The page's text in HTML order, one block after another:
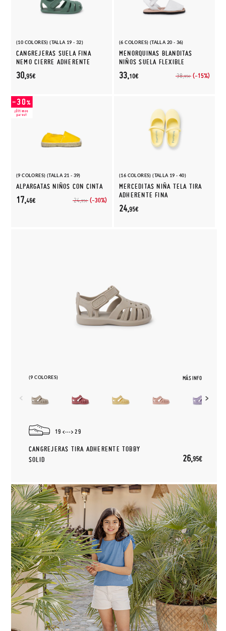
(10 COLORES) (TALLA 19 - 32)
CANGREJERAS SUELA FINA
NEMO CIERRE ADHERENTE
30,95€
(6 COLORES) (TALLA 20 - 36)
MENORQUINAS BLANDITAS
NIÑOS SUELA FLEXIBLE
38,95€ (-15%)
33,10€
(9 COLORES) (TALLA 21 - 39)
ALPARGATAS NIÑOS CON CINTA
24,95€ (-30%)
17,46€
(16 COLORES) (TALLA 19 - 40)
MERCEDITAS NIÑA TELA TIRA
ADHERENTE FINA
24,95€
(9 COLORES) MÁS INFO
19 29
CANGREJERAS TIRA ADHERENTE TOBBY
SOLID
26,95€